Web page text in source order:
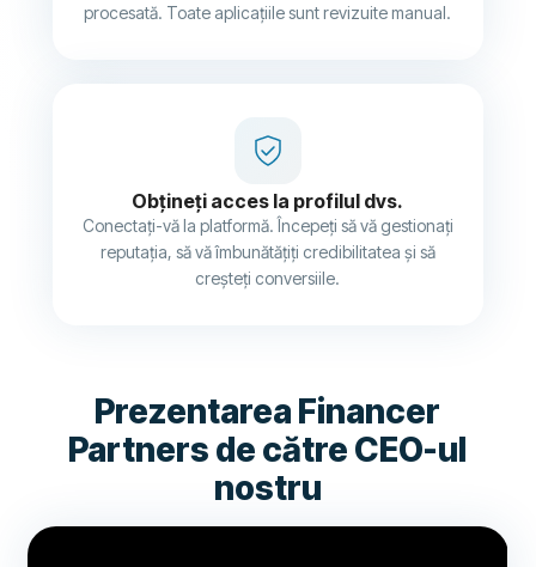
procesată. Toate aplicațiile sunt revizuite manual.
Obțineți acces la profilul dvs.
Conectați-vă la platformă. Începeți să vă gestionați
reputația, să vă îmbunătățiți credibilitatea și să
creșteți conversiile.
Prezentarea Financer
Partners de către CEO-ul
nostru